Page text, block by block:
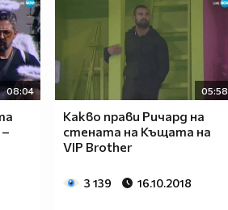
08:04 05:58
Какво прави Ричард на
стената на Къщата на
VIP Brother
3 139 16.10.2018